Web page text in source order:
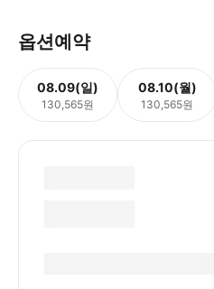
옵션예약
08.09(일)
130,565원
08.10(월)
130,565원